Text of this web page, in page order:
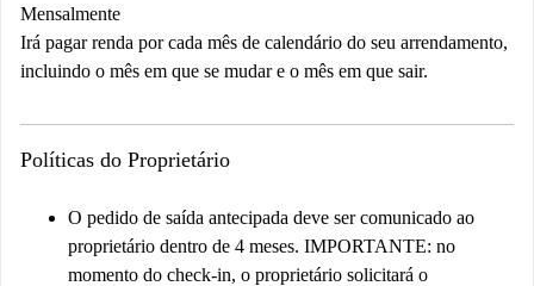
Mensalmente
Irá pagar renda por cada mês de calendário do seu arrendamento,
incluindo o mês em que se mudar e o mês em que sair.
Políticas do Proprietário
O pedido de saída antecipada deve ser comunicado ao
proprietário dentro de 4 meses. IMPORTANTE: no
momento do check-in, o proprietário solicitará o